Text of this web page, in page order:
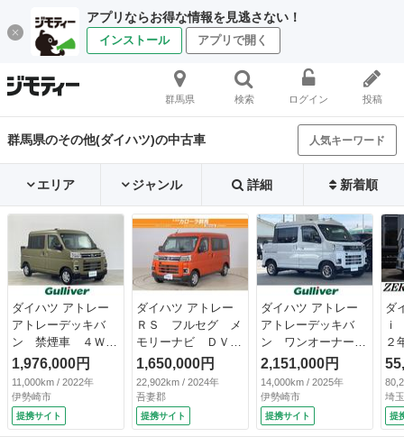
アプリならお得な情報を見逃さない！
インストール アプリで開く
群馬県 検索 ログイン 投稿
群馬県のその他(ダイハツ)の中古車 人気キーワード
エリア ジャンル 詳細 新着順
ダイハツ アトレー
アトレーデッキバ
ン 禁煙車 ４Ｗ
Ｄ デジタルインナ
ーミラー 純正９型
ディスプレイオーデ
ィオ フルセグＴ
Ｖ ＨＤＭＩ クリ
1,976,000円
11,000km / 2022年
伊勢崎市
提携サイト
ダイハツ アトレー
ＲＳ フルセグ メ
モリーナビ ＤＶＤ
再生 ミュージック
プレイヤー接続可
バックカメラ 衝突
被害軽減システム
ＥＴＣ 両側電動ス
1,650,000円
22,902km / 2024年
吾妻郡
提携サイト
ダイハツ アトレー
アトレーデッキバ
ン ワンオーナー／
パートタイム４ＷＤ
／両側電動パワスラ
／クルーズコントロ
ール（追従有）／Ｅ
ＴＣ／スマートキー
2,151,000円
14,000km / 2025年
伊勢崎市
提携サイト
ダ
２
Ｄ
フ
ミ
オ
（
埼
提